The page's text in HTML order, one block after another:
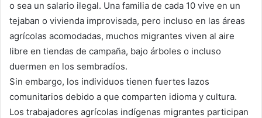
o sea un salario ilegal. Una familia de cada 10 vive en un
tejaban o vivienda improvisada, pero incluso en las áreas
agrícolas acomodadas, muchos migrantes viven al aire
libre en tiendas de campaña, bajo árboles o incluso
duermen en los sembradíos.
Sin embargo, los individuos tienen fuertes lazos
comunitarios debido a que comparten idioma y cultura.
Los trabajadores agrícolas indígenas migrantes participan